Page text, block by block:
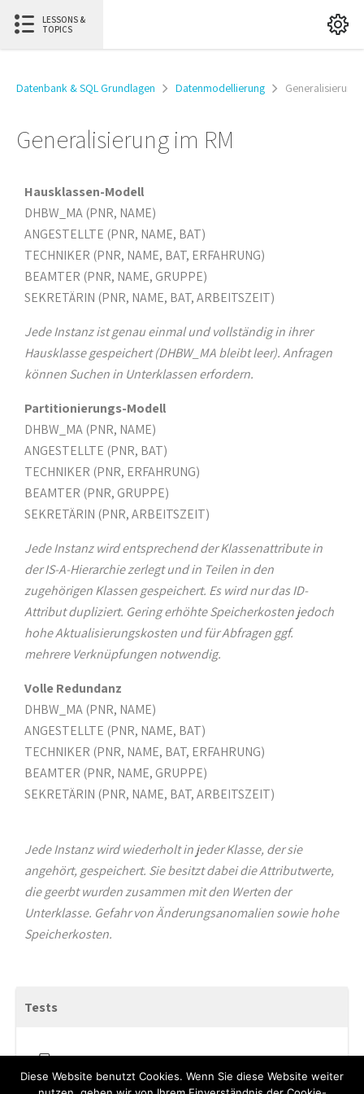
LESSONS &
TOPICS
Datenbank & SQL Grundlagen Datenmodellierung Generalisierung
Generalisierung im RM
Hausklassen-Modell
DHBW_MA (PNR, NAME)
ANGESTELLTE (PNR, NAME, BAT)
TECHNIKER (PNR, NAME, BAT, ERFAHRUNG)
BEAMTER (PNR, NAME, GRUPPE)
SEKRETÄRIN (PNR, NAME, BAT, ARBEITSZEIT)
Jede Instanz ist genau einmal und vollständig in ihrer
Hausklasse gespeichert (DHBW_MA bleibt leer). Anfragen
können Suchen in Unterklassen erfordern.
Partitionierungs-Modell
DHBW_MA (PNR, NAME)
ANGESTELLTE (PNR, BAT)
TECHNIKER (PNR, ERFAHRUNG)
BEAMTER (PNR, GRUPPE)
SEKRETÄRIN (PNR, ARBEITSZEIT)
Jede Instanz wird entsprechend der Klassenattribute in
der IS-A-Hierarchie zerlegt und in Teilen in den
zugehörigen Klassen gespeichert. Es wird nur das ID-
Attribut dupliziert. Gering erhöhte Speicherkosten jedoch
hohe Aktualisierungskosten und für Abfragen ggf.
mehrere Verknüpfungen notwendig.
Volle Redundanz
DHBW_MA (PNR, NAME)
ANGESTELLTE (PNR, NAME, BAT)
TECHNIKER (PNR, NAME, BAT, ERFAHRUNG)
BEAMTER (PNR, NAME, GRUPPE)
SEKRETÄRIN (PNR, NAME, BAT, ARBEITSZEIT)
Jede Instanz wird wiederholt in jeder Klasse, der sie
angehört, gespeichert. Sie besitzt dabei die Attributwerte,
die geerbt wurden zusammen mit den Werten der
Unterklasse. Gefahr von Änderungsanomalien sowie hohe
Speicherkosten.
Tests
ERM Ableitung zu RM Übung
Diese Website benutzt Cookies. Wenn Sie diese Website weiter